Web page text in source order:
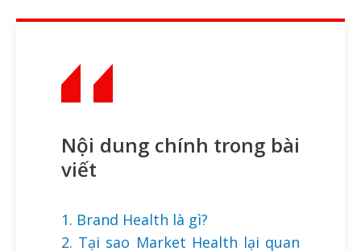
Nội dung chính trong bài
viết
1. Brand Health là gì?
2. Tại sao Market Health lại quan